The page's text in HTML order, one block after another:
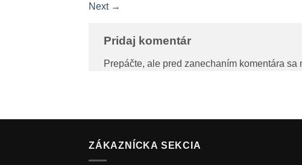
Next →
Pridaj komentár
Prepáčte, ale pred zanechaním komentára sa
ZÁKAZNÍCKA SEKCIA